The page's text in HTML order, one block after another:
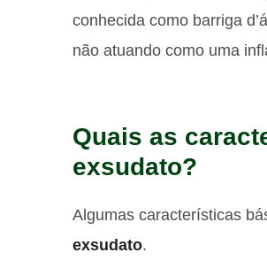
conhecida como barriga
não atuando como uma
Quais as
exsudato?
Algumas características
exsudato.